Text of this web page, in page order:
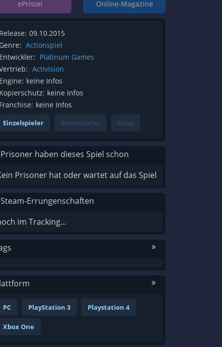
ePrison Online-Magazine
09.10.2015
Actionspiel
Platinum Games
Activision
keine Infos
keine Infos
keine Infos
Einzelspieler Mehrspieler Koop
haben dieses Spiel schon
Prisoner hat oder wartet auf das Spiel
Errungenschaften
im Tracking...
PC PlayStation 3 Playstation 4
Xbox One